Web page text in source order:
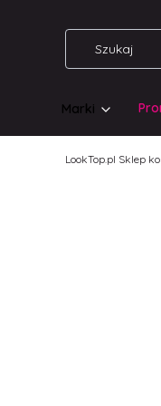
Marki
LookTop.pl Sklep